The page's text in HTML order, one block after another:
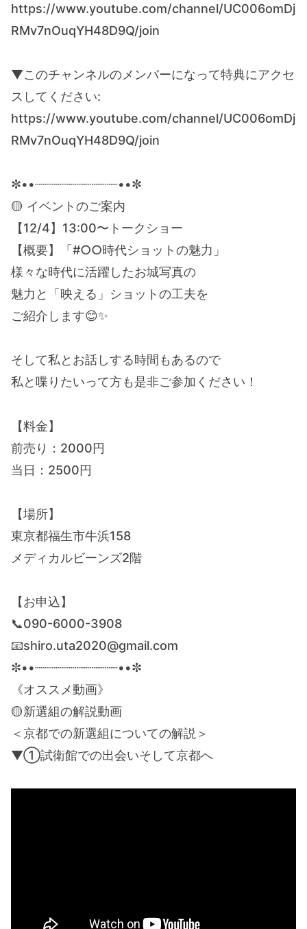
https://www.youtube.com/channel/UC006omDj
RMv7nOuqYH48D9Q/join
▼このチャンネルのメンバーになって特典にアクセ
スしてください:
https://www.youtube.com/channel/UC006omDj
RMv7nOuqYH48D9Q/join
✼••┈┈┈┈┈┈┈┈┈┈┈••✼
🟡 イベントのご案内
【12/4】13:00〜トークショー
【概要】「#○○時代ショットの魅力」
様々な時代に活躍したお城写真の
魅力と「映える」ショットの工夫を
ご紹介します😊✨
そして私とお話しする時間もあるので
私と喋りたいって方も是非ご参加ください！
【料金】
前売り：2000円
当日：2500円
【場所】
東京都福生市牛浜158
メディカルビーンズ2階
【お申込】
📞090-6000-3908
📧shiro.uta2020@gmail.com
✼••┈┈┈┈┈┈┈┈┈┈┈••✼
《オススメ動画》
🟡新選組の解説動画
＜京都での新選組についての解説＞
▼①試衛館での出会いそして京都へ